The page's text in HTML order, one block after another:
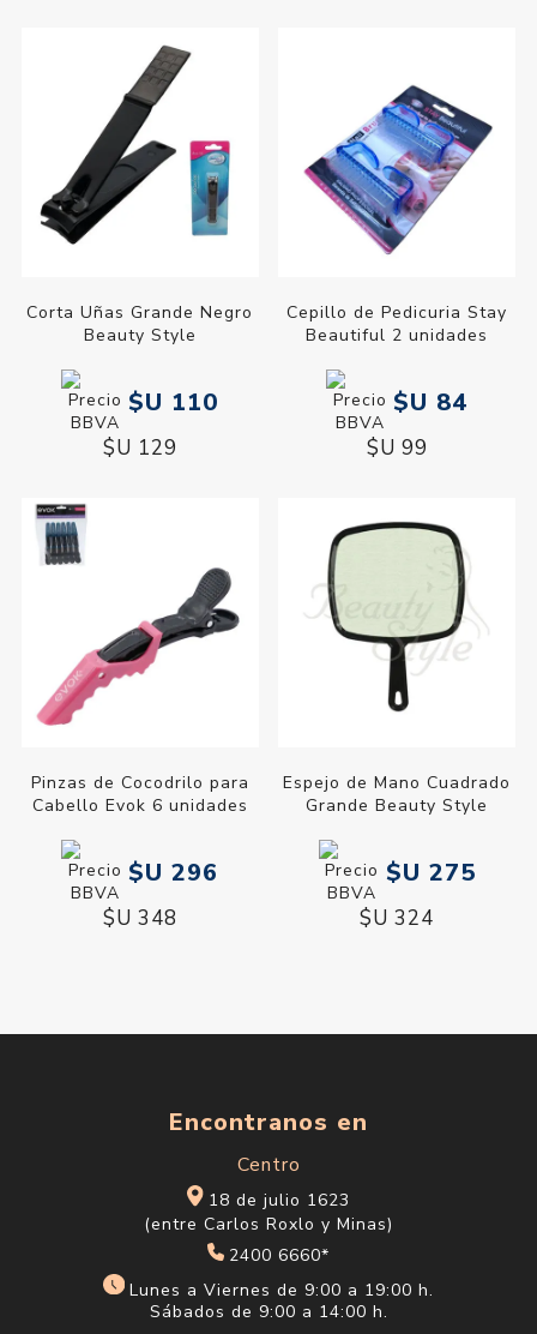
Corta Uñas Grande Negro
Beauty Style
$U 110
$U 129
Cepillo de Pedicuria Stay
Beautiful 2 unidades
$U 84
$U 99
Pinzas de Cocodrilo para
Cabello Evok 6 unidades
$U 296
$U 348
Espejo de Mano Cuadrado
Grande Beauty Style
$U 275
$U 324
Encontranos en
Centro
18 de julio 1623
(entre Carlos Roxlo y Minas)
2400 6660*
Lunes a Viernes de 9:00 a 19:00 h.
Sábados de 9:00 a 14:00 h.